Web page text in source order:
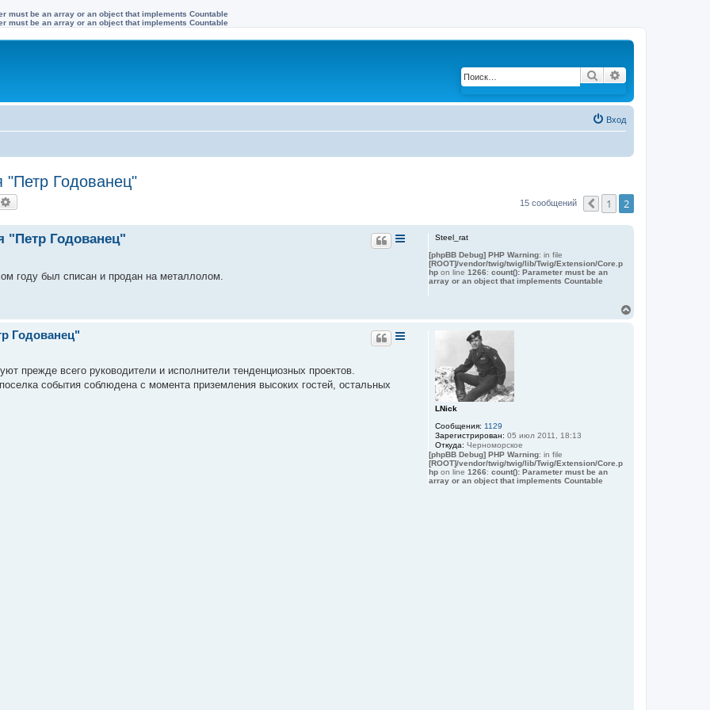
must be an array or an object that implements Countable
must be an array or an object that implements Countable
Поиск
Вход
"Петр Годованец"
15 сообщений Пред.
1 2
Steel_rat
[phpBB Debug] PHP Warning: in file
[ROOT]/vendor/twig/twig/lib/Twig/Extension/Core.p
hpon line 1266: count(): Parameter must be an
array or an object that implements Countable
"Петр Годованец"
году был списан и продан на металлолом.
LNick
Сообщения: 1129
Зарегистрирован: 05 июл 2011, 18:13
Откуда: Черноморское
[phpBB Debug] PHP Warning: in file
[ROOT]/vendor/twig/twig/lib/Twig/Extension/Core.p
hpon line 1266: count(): Parameter must be an
array or an object that implements Countable
Годованец"
прежде всего руководители и исполнители тенденциозных проектов.
события соблюдена с момента приземления высоких гостей, остальных